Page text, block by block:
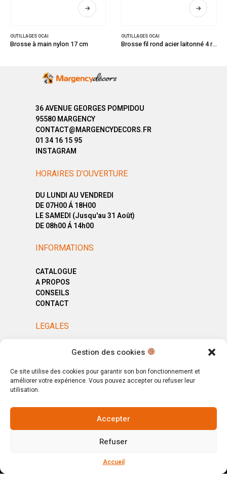
Gestion des cookies
Ce site utilise des cookies pour garantir son bon fonctionnement et
améliorer votre expérience. Vous pouvez accepter ou refuser leur
utilisation.
Accepter
Refuser
Accueil
OUTILLAGES OCAI
Brosse à main nylon 17 cm
OUTILLAGES OCAI
Brosse fil rond acier laitonné 4 rangs
36 AVENUE GEORGES POMPIDOU
95580 MARGENCY
CONTACT@MARGENCYDECORS.FR
01 34 16 15 95
INSTAGRAM
HORAIRES D’OUVERTURE
DU LUNDI AU VENDREDI
DE 07H00 Á 18H00
LE SAMEDI (Jusqu'au 31 Août)
DE 08h00 Á 14h00
INFORMATIONS
CATALOGUE
A PROPOS
CONSEILS
CONTACT
LEGALES
MENTIONS LÉGALES
CGV
© Copyright 2025. All Rights Reserved.
Votre magasin, votre intérieur.